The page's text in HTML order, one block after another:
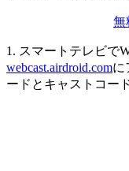
無
1. スマートテレビで
webcast.airdroid.comに
ードとキャストコー